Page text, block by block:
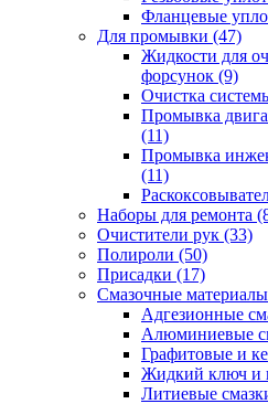
Фланцевые
Для промывки (47)
Жидкости для
форсунок (9)
Очистка
Промывка
(11)
Промывка
(11)
Наборы для ремонта
Очистители рук (33)
Полироли (50)
Присадки (17)
Смазочные материалы
Адгезионные
Алюминиевые
Графитовые и
Жидкий ключ и
Литиевые